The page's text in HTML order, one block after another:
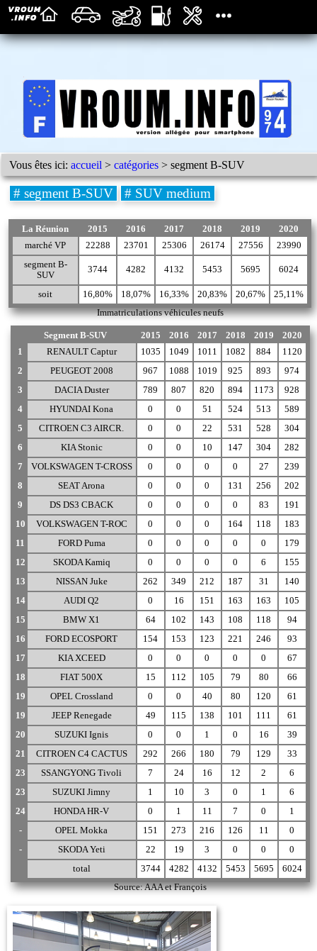
Vous êtes ici:accueil >catégories > segment B-SUV
# segment B-SUV # SUV medium
Immatriculations véhicules neufs
La Réunion 2015 2016 2017 2018 2019
2020
marché VP
22288 23701 25306 26174 27556
23990
segment B-
SUV
3744 4282 4132 5453 5695 6024
soit 16,80% 18,07% 16,33% 20,83% 20,67% 25,11%
Segment B-SUV 2015 2016 2017 2018 2019
2020
1
RENAULT Captur 1035 1049 1011 1082 884
1120
2
PEUGEOT 2008 967 1088 1019 925 893
974
3
DACIA Duster 789 807 820 894 1173
928
4
HYUNDAI Kona 0 0 51 524 513
589
5
CITROEN C3 AIRCR. 0 0 22 531 528
304
6
KIA Stonic 0 0 10 147 304
282
7
VOLKSWAGEN T-CROSS 0 0 0 0 27
239
8
SEAT Arona 0 0 0 131 256
202
9
DS DS3 CBACK 0 0 0 0 83
191
10
VOLKSWAGEN T-ROC 0 0 0 164 118
183
11
FORD Puma 0 0 0 0 0
179
12
SKODA Kamiq 0 0 0 0 6
155
13
NISSAN Juke 262 349 212 187 31
140
14
AUDI Q2 0 16 151 163 163
105
15
BMW X1 64 102 143 108 118
94
16
FORD ECOSPORT 154 153 123 221 246
93
17
KIA XCEED 0 0 0 0 0
67
18
FIAT 500X 15 112 105 79 80
66
19
OPEL Crossland 0 0 40 80 120
61
19
JEEP Renegade 49 115 138 101 111
61
20
SUZUKI Ignis 0 0 1 0 16
39
21
CITROEN C4 CACTUS 292 266 180 79 129
33
23
SSANGYONG Tivoli 7 24 16 12 2
6
23
SUZUKI Jimny 1 10 3 0 1
6
24
HONDA HR-V 0 1 11 7 0
1
-
OPEL Mokka 151 273 216 126 11
0
-
SKODA Yeti 22 19 3 0 0
0
total
3744 4282 4132 5453 5695
6024
Source: AAA et François